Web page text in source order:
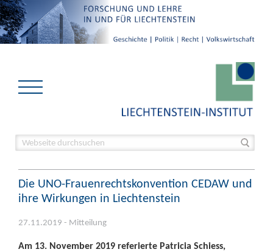
Die UNO-Frauenrechtskonvention CEDAW und
ihre Wirkungen in Liechtenstein
27.11.2019 - Mitteilung
Am 13. November 2019 referierte Patricia Schiess,